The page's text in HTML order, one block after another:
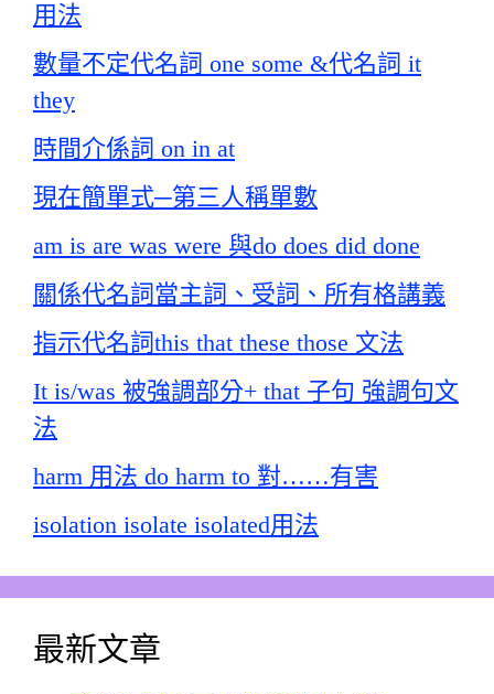
用法
數量不定代名詞 one some &代名詞 it
they
時間介係詞 on in at
現在簡單式─第三人稱單數
am is are was were 與do does did done
關係代名詞當主詞、受詞、所有格講義
指示代名詞this that these those 文法
It is/was 被強調部分+ that 子句 強調句文
法
harm 用法 do harm to 對……有害
isolation isolate isolated用法
最新文章